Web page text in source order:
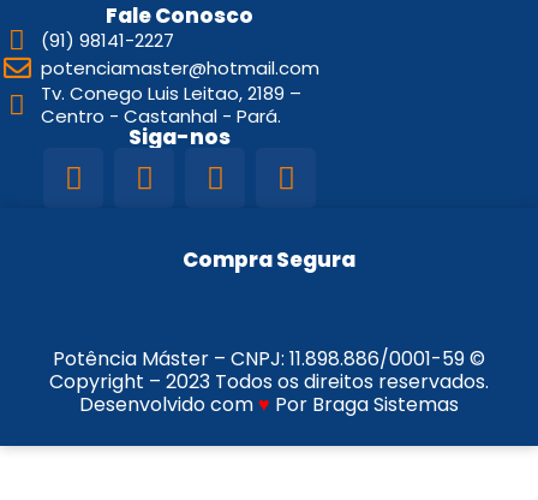
Fale Conosco
(91) 98141-2227
potenciamaster@hotmail.com
Tv. Conego Luis Leitao, 2189 –
Centro - Castanhal - Pará.
Siga-nos
Compra Segura
Potência Máster – CNPJ: 11.898.886/0001-59©
Copyright – 2023 Todos os direitos reservados.
Desenvolvido com♥ Por Braga Sistemas